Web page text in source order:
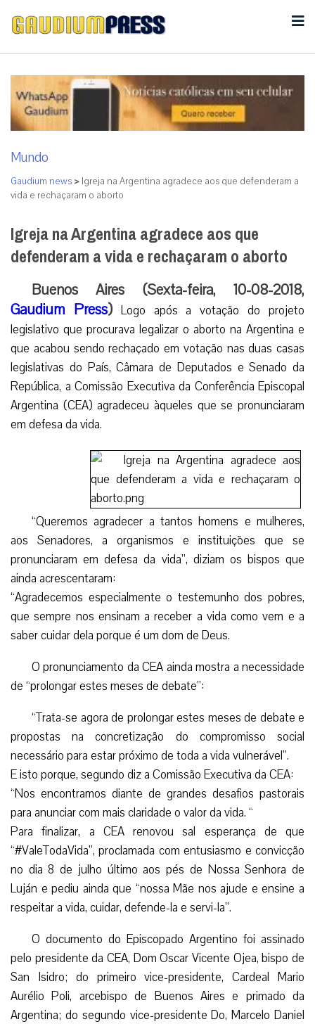
Mundo
Gaudium news > Igreja na Argentina agradece aos que defenderam a
vida e rechaçaram o aborto
Igreja na Argentina agradece aos que
defenderam a vida e rechaçaram o aborto
Buenos Aires (Sexta-feira, 10-08-2018,
Gaudium Press)Logo após a votação do projeto
legislativo que procurava legalizar o aborto na Argentina e
que acabou sendo rechaçado em votação nas duas casas
legislativas do País, Câmara de Deputados e Senado da
República, a Comissão Executiva da Conferência Episcopal
Argentina (CEA) agradeceu àqueles que se pronunciaram
em defesa da vida.
“Queremos agradecer a tantos homens e mulheres,
aos Senadores, a organismos e instituições que se
pronunciaram em defesa da vida”, diziam os bispos que
ainda acrescentaram:
“Agradecemos especialmente o testemunho dos pobres,
que sempre nos ensinam a receber a vida como vem e a
saber cuidar dela porque é um dom de Deus.
O pronunciamento da CEA ainda mostra a necessidade
de “prolongar estes meses de debate”:
“Trata-se agora de prolongar estes meses de debate e
propostas na concretização do compromisso social
necessário para estar próximo de toda a vida vulnerável”.
E isto porque, segundo diz a Comissão Executiva da CEA:
“Nos encontramos diante de grandes desafios pastorais
para anunciar com mais claridade o valor da vida. “
Para finalizar, a CEA renovou sal esperança de que
“#ValeTodaVida”, proclamada com entusiasmo e convicção
no dia 8 de julho último aos pés de Nossa Senhora de
Luján e pediu ainda que “nossa Mãe nos ajude e ensine a
respeitar a vida, cuidar, defende-la e servi-la”.
O documento do Episcopado Argentino foi assinado
pelo presidente da CEA, Dom Oscar Vicente Ojea, bispo de
San Isidro; do primeiro vice-presidente, Cardeal Mario
Aurélio Poli, arcebispo de Buenos Aires e primado da
Argentina; do segundo vice-presidente Do, Marcelo Daniel